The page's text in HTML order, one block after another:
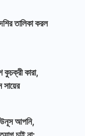
তালিকা করল
কারা,
সায়ের
আপনি,